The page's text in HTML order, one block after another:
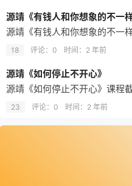
源靖《有钱人和你想象的不一样
源靖《有钱人和你想象的不一
18 评论：0 时间： 2 年前
源靖《如何停止不开心》
源靖《如何停止不开心》课程
23 评论：0 时间： 2 年前